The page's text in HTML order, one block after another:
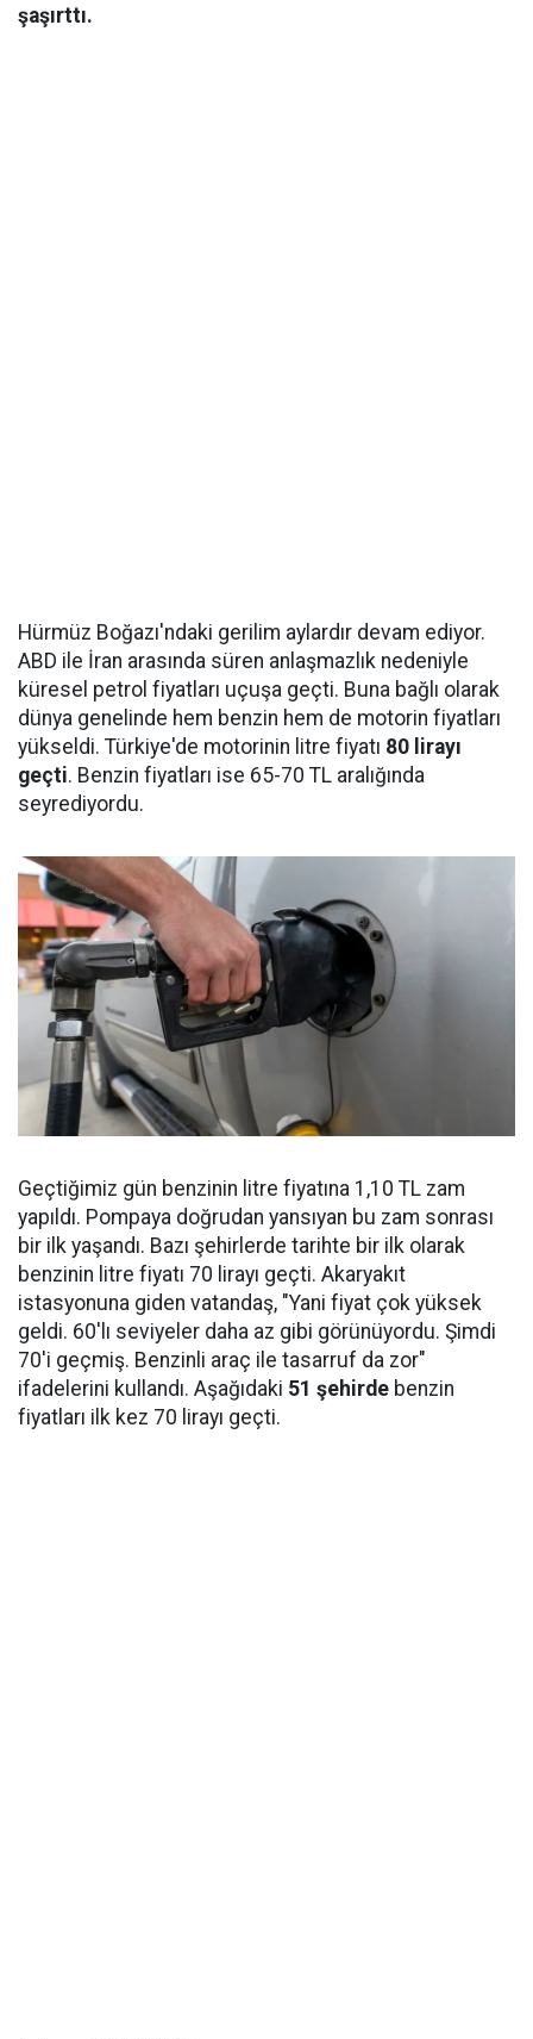
şaşırttı.
Hürmüz Boğazı'ndaki gerilim aylardır devam ediyor.
ABD ile İran arasında süren anlaşmazlık nedeniyle
küresel petrol fiyatları uçuşa geçti. Buna bağlı olarak
dünya genelinde hem benzin hem de motorin fiyatları
yükseldi. Türkiye'de motorinin litre fiyatı 80 lirayı
geçti. Benzin fiyatları ise 65-70 TL aralığında
seyrediyordu.
Geçtiğimiz gün benzinin litre fiyatına 1,10 TL zam
yapıldı. Pompaya doğrudan yansıyan bu zam sonrası
bir ilk yaşandı. Bazı şehirlerde tarihte bir ilk olarak
benzinin litre fiyatı 70 lirayı geçti. Akaryakıt
istasyonuna giden vatandaş, "Yani fiyat çok yüksek
geldi. 60'lı seviyeler daha az gibi görünüyordu. Şimdi
70'i geçmiş. Benzinli araç ile tasarruf da zor"
ifadelerini kullandı. Aşağıdaki 51 şehirde benzin
fiyatları ilk kez 70 lirayı geçti.